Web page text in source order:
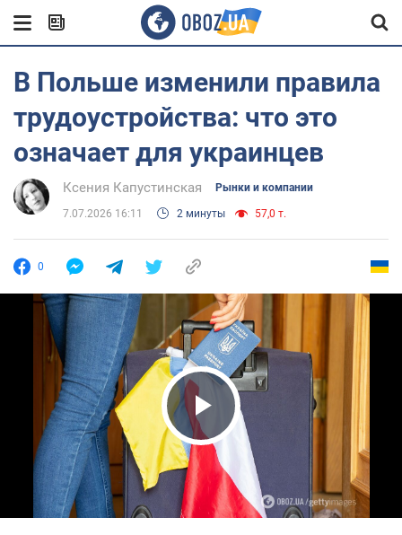
В Польше изменили правила
трудоустройства: что это
означает для украинцев
Ксения Капустинская Рынки и компании
7.07.2026 16:11 2 минуты 57,0 т.
0
Play Video